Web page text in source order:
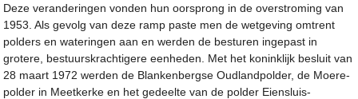
Deze veranderingen vonden hun oorsprong in de overstroming van
1953. Als gevolg van deze ramp paste men de wetgeving omtrent
polders en wateringen aan en werden de besturen ingepast in
grotere, bestuurskrachtigere eenheden. Met het koninklijk besluit van
28 maart 1972 werden de Blankenbergse Oudlandpolder, de Moere-
polder in Meetkerke en het gedeelte van de polder Eiensluis-